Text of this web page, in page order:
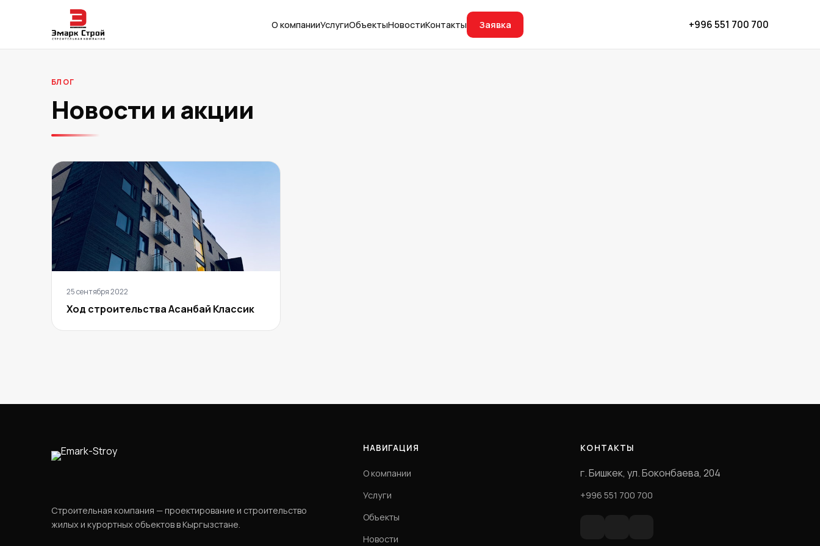
О компанииУслугиОбъектыНовостиКонтакты Заявка +996 551 700 700
БЛОГ
Новости и акции
25 сентября 2022
Ход строительства Асанбай Классик
Строительная компания — проектирование и строительство
жилых и курортных объектов в Кыргызстане.
НАВИГАЦИЯ
О компании
Услуги
Объекты
Новости
КОНТАКТЫ
г. Бишкек, ул. Боконбаева, 204
+996 551 700 700